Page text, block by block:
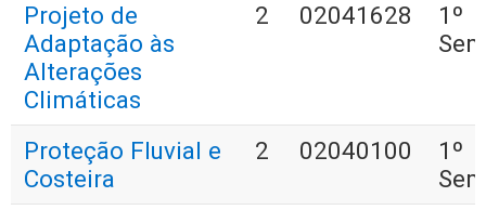
Projeto de
Adaptação às
Alterações
Climáticas
2 02041628
1º
Proteção Fluvial e
Costeira
2 02040100
1º